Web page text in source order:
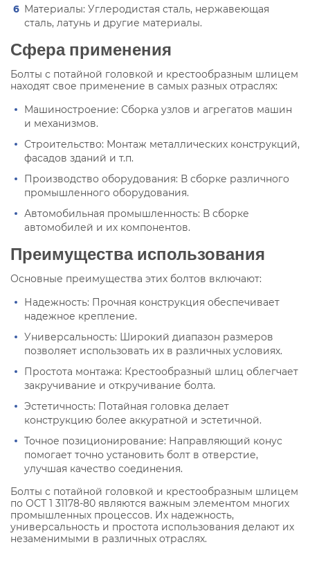
Материалы: Углеродистая сталь, нержавеющая
сталь, латунь и другие материалы.
Сфера применения
Болты с потайной головкой и крестообразным шлицем
находят свое применение в самых разных отраслях:
Машиностроение: Сборка узлов и агрегатов машин
и механизмов.
Строительство: Монтаж металлических конструкций,
фасадов зданий и т.п.
Производство оборудования: В сборке различного
промышленного оборудования.
Автомобильная промышленность: В сборке
автомобилей и их компонентов.
Преимущества использования
Основные преимущества этих болтов включают:
Надежность: Прочная конструкция обеспечивает
надежное крепление.
Универсальность: Широкий диапазон размеров
позволяет использовать их в различных условиях.
Простота монтажа: Крестообразный шлиц облегчает
закручивание и откручивание болта.
Эстетичность: Потайная головка делает
конструкцию более аккуратной и эстетичной.
Точное позиционирование: Направляющий конус
помогает точно установить болт в отверстие,
улучшая качество соединения.
Болты с потайной головкой и крестообразным шлицем
по ОСТ 1 31178-80 являются важным элементом многих
промышленных процессов. Их надежность,
универсальность и простота использования делают их
незаменимыми в различных отраслях.